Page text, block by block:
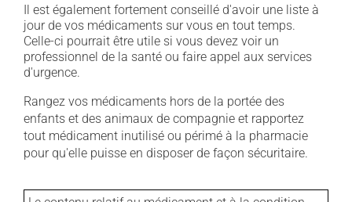
Il est également fortement conseillé d'avoir une liste à
jour de vos médicaments sur vous en tout temps.
Celle-ci pourrait être utile si vous devez voir un
professionnel de la santé ou faire appel aux services
d'urgence.
Rangez vos médicaments hors de la portée des
enfants et des animaux de compagnie et rapportez
tout médicament inutilisé ou périmé à la pharmacie
pour qu'elle puisse en disposer de façon sécuritaire.